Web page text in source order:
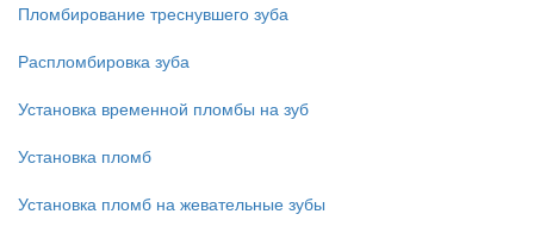
Пломбирование треснувшего зуба
Распломбировка зуба
Установка временной пломбы на зуб
Установка пломб
Установка пломб на жевательные зубы